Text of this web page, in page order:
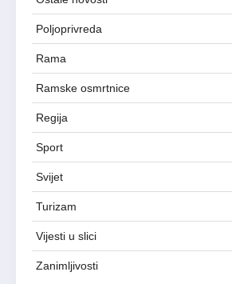
Poljoprivreda
Rama
Ramske osmrtnice
Regija
Sport
Svijet
Turizam
Vijesti u slici
Zanimljivosti